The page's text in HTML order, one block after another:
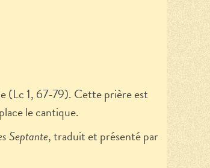
(Lc 1, 67-79). Cette prière est
le cantique.
Septante, traduit et présenté par